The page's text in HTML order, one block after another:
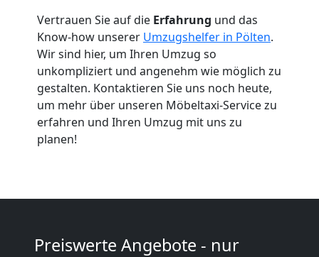
Vertrauen Sie auf die Erfahrung und das
Know-how unserer Umzugshelfer in Pölten.
Wir sind hier, um Ihren Umzug so
unkompliziert und angenehm wie möglich zu
gestalten. Kontaktieren Sie uns noch heute,
um mehr über unseren Möbeltaxi-Service zu
erfahren und Ihren Umzug mit uns zu
planen!
Preiswerte Angebote - nur
Pölten
Kleiner
Umzug
Pölten
Küchenumzug
Pölten